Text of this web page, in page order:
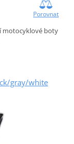
Porovnat
motocyklové boty
gray/white